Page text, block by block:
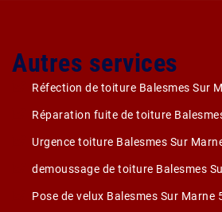
Autres services
Réfection de toiture Balesmes Sur
Réparation fuite de toiture
Urgence toiture Balesmes Sur
demoussage de toiture Balesmes
Pose de velux Balesmes Sur Marne